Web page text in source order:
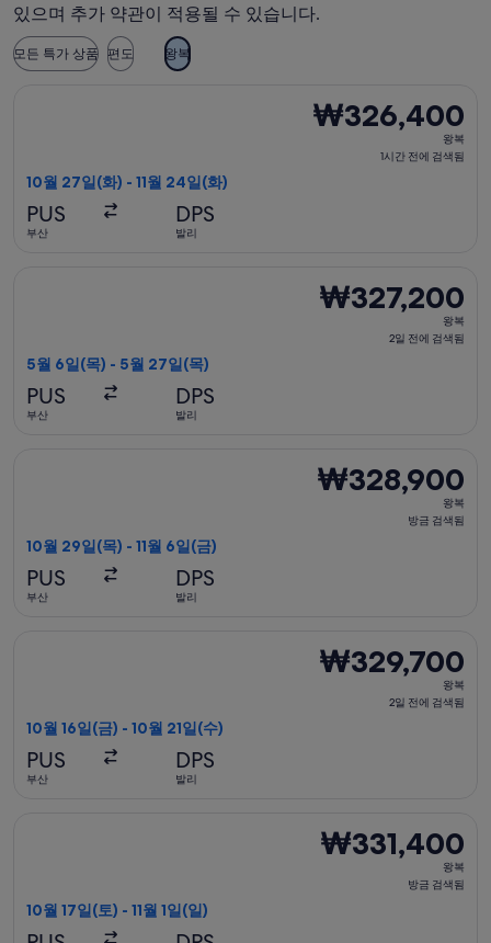
있으며 추가 약관이 적용될 수 있습니다.
모든 특가 상품 편도 왕복
₩326,400
왕
검
₩326,400
왕복
1시간 전에 검색됨
10월 27일(화) - 11월 24일(화)
PUS
부산
DPS
발리
₩327,200
왕
색
₩327,200
왕복
2일 전에 검색됨
5월 6일(목) - 5월 27일(목)
PUS
부산
DPS
발리
₩328,900
왕
₩328,900
왕복
방금 검색됨
10월 29일(목) - 11월 6일(금)
PUS
부산
DPS
발리
₩329,700
왕
색
₩329,700
왕복
2일 전에 검색됨
10월 16일(금) - 10월 21일(수)
PUS
부산
DPS
발리
₩331,400
왕
₩331,400
왕복
방금 검색됨
10월 17일(토) - 11월 1일(일)